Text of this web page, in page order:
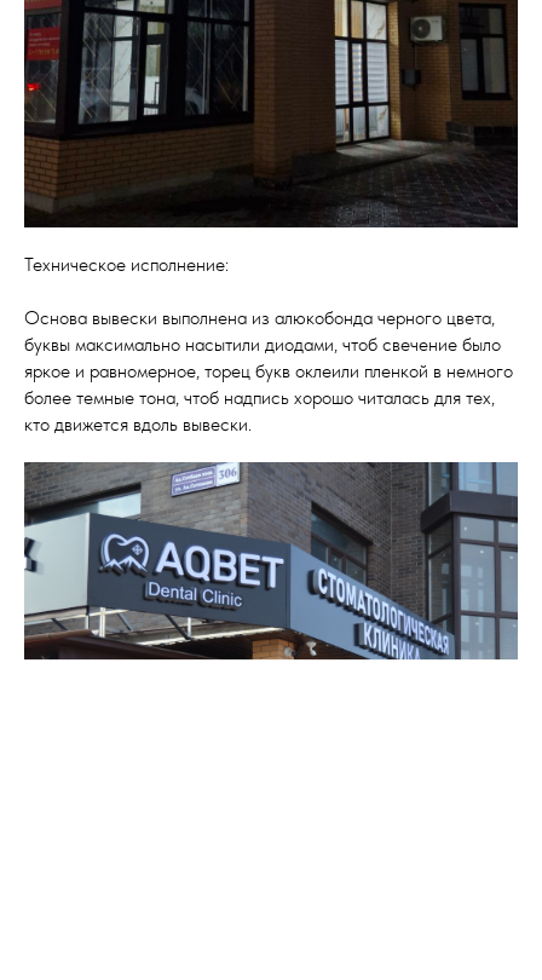
Техническое исполнение:
Основа вывески выполнена из алюкобонда черного цвета,
буквы максимально насытили диодами, чтоб свечение было
яркое и равномерное, торец букв оклеили пленкой в немного
более темные тона, чтоб надпись хорошо читалась для тех,
кто движется вдоль вывески.